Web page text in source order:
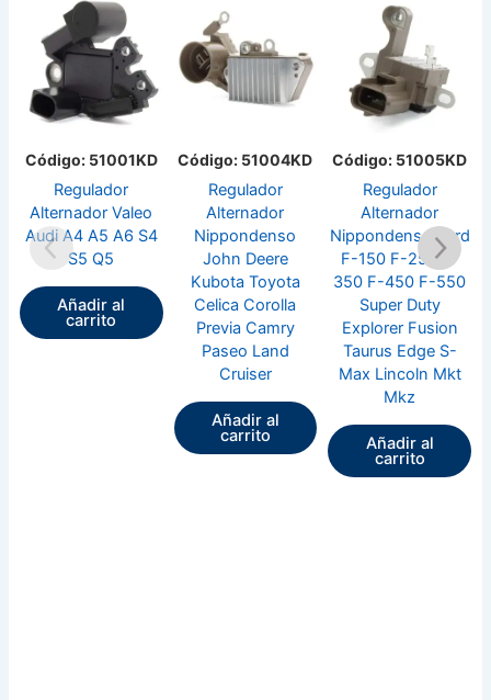
Código: 51001KD
Regulador
Alternador Valeo
Audi A4 A5 A6 S4
S5 Q5
Añadir al
carrito
Código: 51004KD
Regulador
Alternador
Nippondenso
John Deere
Kubota Toyota
Celica Corolla
Previa Camry
Paseo Land
Cruiser
Añadir al
carrito
Código: 51005KD
Regulador
Alternador
Nippondenso Ford
F-150 F-250 F-
350 F-450 F-550
Super Duty
Explorer Fusion
Taurus Edge S-
Max Lincoln Mkt
Mkz
Añadir al
carrito